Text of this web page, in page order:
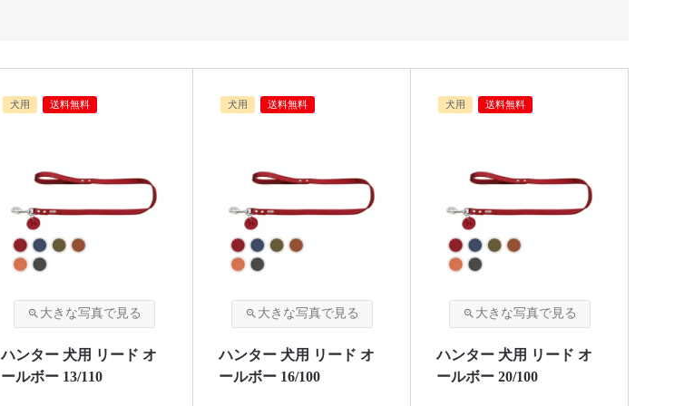
犬用 送料無料
ハンター 犬用 リード オ
ールボー 13/110
犬用 送料無料
ハンター 犬用 リード オ
ールボー 16/100
犬用 送料無料
ハンター 犬用 リード オ
ールボー 20/100